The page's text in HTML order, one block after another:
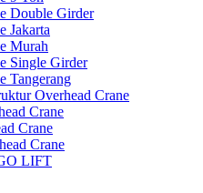
Double Girder
Jakarta
Murah
Single Girder
Tangerang
Overhead Crane
Crane
Crane
Crane
LIFT